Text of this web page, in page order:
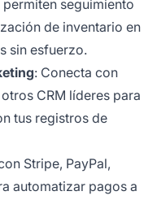
seguimiento
de inventario en
sin esfuerzo.
: Conecta con
CRM líderes para
tus registros de
Stripe, PayPal,
automatizar pagos a